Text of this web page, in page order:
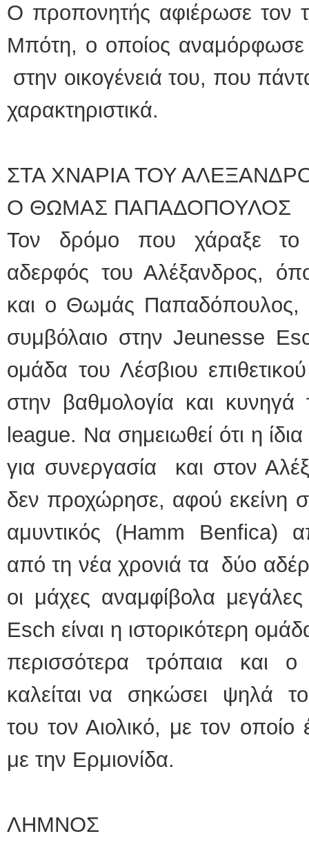
Ο προπονητής αφιέρωσε τον
Μπότη, ο οποίος
στην οικογένειά του, που
χαρακτηριστικά.
ΣΤΑ ΧΝΑΡΙΑ ΤΟΥ
Ο ΘΩΜΑΣ ΠΑΠΑΔΟΠΟΥΛΟΣ
Τον δρόμο που χάραξε το
αδερφός του Αλέξανδρος,
και ο Θωμάς Παπαδόπουλος,
συμβόλαιο στην Jeunesse
ομάδα του Λέσβιου
στην βαθμολογία και
league. Να σημειωθεί ότι η
για συνεργασία και στον
δεν προχώρησε, αφού εκείνη
αμυντικός (Hamm Benfica)
από τη νέα χρονιά τα δύο
οι μάχες αναμφίβολα
Esch είναι η ιστορικότερη
περισσότερα τρόπαια
καλείται να σηκώσει ψηλά
του τον Αιολικό, με τον οποίο
με την Ερμιονίδα.
ΛΗΜΝΟΣ